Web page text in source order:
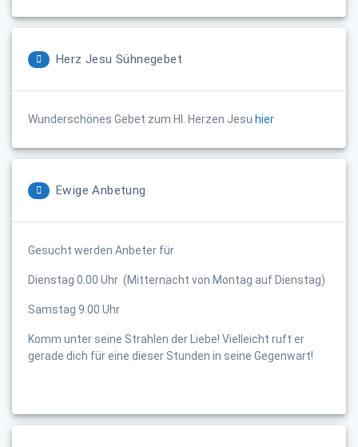
Herz Jesu Sühnegebet
Wunderschönes Gebet zum Hl. Herzen Jesu hier
Ewige Anbetung
Gesucht werden Anbeter für
Dienstag 0.00 Uhr (Mitternacht von Montag auf Dienstag)
Samstag 9.00 Uhr
Komm unter seine Strahlen der Liebe! Vielleicht ruft er
gerade dich für eine dieser Stunden in seine Gegenwart!